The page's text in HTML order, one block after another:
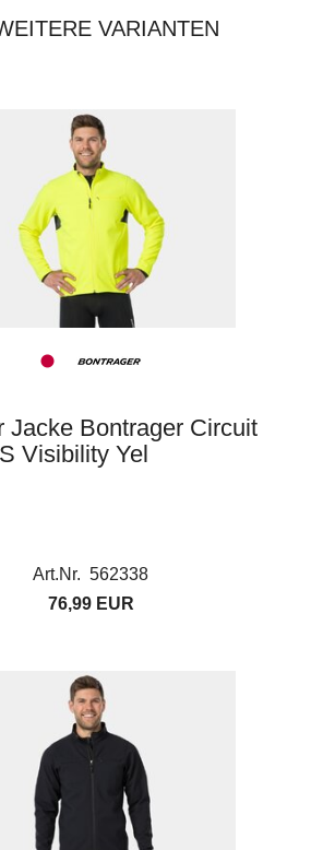
VARIANTEN
Jacke Bontrager Circuit
Visibility Yel
Art.Nr. 562338
76,99 EUR